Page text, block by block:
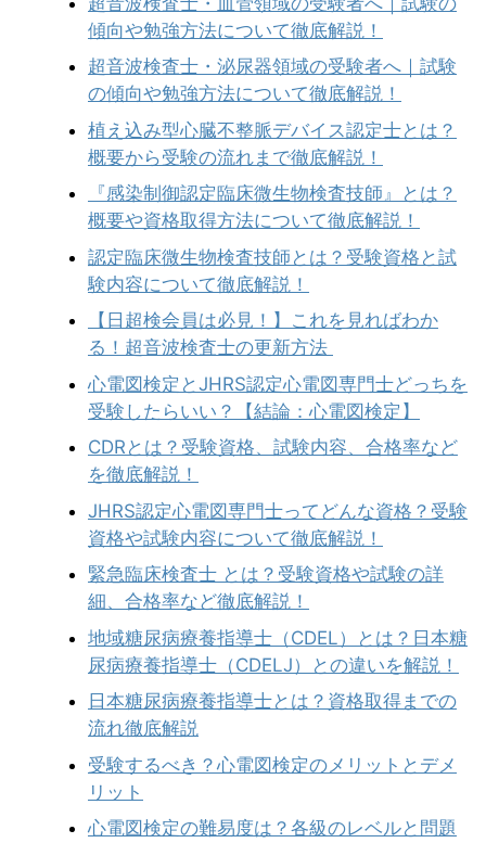
傾向や勉強方法について徹底解説！
超音波検査士・泌尿器領域の受験者へ｜試験
の傾向や勉強方法について徹底解説！
植え込み型心臓不整脈デバイス認定士とは？
概要から受験の流れまで徹底解説！
『感染制御認定臨床微生物検査技師』とは？
概要や資格取得方法について徹底解説！
認定臨床微生物検査技師とは？受験資格と試
験内容について徹底解説！
【日超検会員は必見！】これを見ればわか
る！超音波検査士の更新方法
心電図検定とJHRS認定心電図専門士どっちを
受験したらいい？【結論：心電図検定】
CDRとは？受験資格、試験内容、合格率など
を徹底解説！
JHRS認定心電図専門士ってどんな資格？受験
資格や試験内容について徹底解説！
緊急臨床検査士 とは？受験資格や試験の詳
細、合格率など徹底解説！
地域糖尿病療養指導士（CDEL）とは？日本糖
尿病療養指導士（CDELJ）との違いを解説！
日本糖尿病療養指導士とは？資格取得までの
流れ徹底解説
受験するべき？心電図検定のメリットとデメ
リット
心電図検定の難易度は？各級のレベルと問題